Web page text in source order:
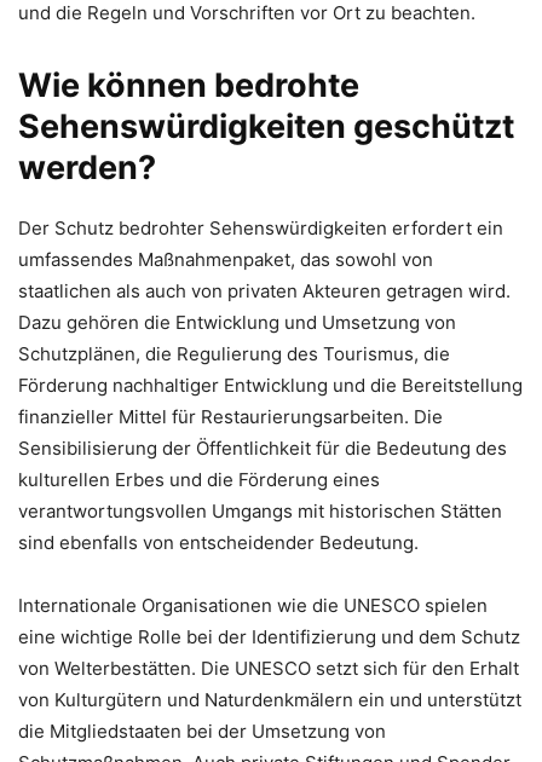
und die Regeln und Vorschriften vor Ort zu beachten.
Wie können bedrohte
Sehenswürdigkeiten geschützt
werden?
Der Schutz bedrohter Sehenswürdigkeiten erfordert ein
umfassendes Maßnahmenpaket, das sowohl von
staatlichen als auch von privaten Akteuren getragen wird.
Dazu gehören die Entwicklung und Umsetzung von
Schutzplänen, die Regulierung des Tourismus, die
Förderung nachhaltiger Entwicklung und die Bereitstellung
finanzieller Mittel für Restaurierungsarbeiten. Die
Sensibilisierung der Öffentlichkeit für die Bedeutung des
kulturellen Erbes und die Förderung eines
verantwortungsvollen Umgangs mit historischen Stätten
sind ebenfalls von entscheidender Bedeutung.
Internationale Organisationen wie die UNESCO spielen
eine wichtige Rolle bei der Identifizierung und dem Schutz
von Welterbestätten. Die UNESCO setzt sich für den Erhalt
von Kulturgütern und Naturdenkmälern ein und unterstützt
die Mitgliedstaaten bei der Umsetzung von